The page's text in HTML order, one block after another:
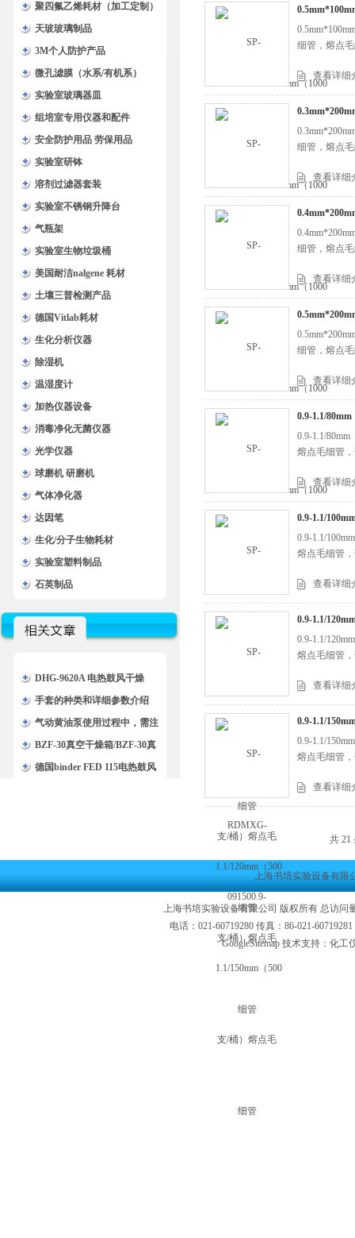
聚四氟乙烯耗材（加工定制）
天玻玻璃制品
3M个人防护产品
微孔滤膜（水系/有机系）
实验室玻璃器皿
组培室专用仪器和配件
安全防护用品 劳保用品
实验室研钵
溶剂过滤器套装
实验室不锈钢升降台
气瓶架
实验室生物垃圾桶
美国耐洁nalgene 耗材
土壤三普检测产品
德国Vitlab耗材
生化分析仪器
除湿机
温湿度计
加热仪器设备
消毒净化无菌仪器
光学仪器
球磨机 研磨机
气体净化器
达因笔
生化/分子生物耗材
实验室塑料制品
石英制品
DHG-9620A 电热鼓风干燥
箱/DHG-9620A一恒烘箱（液
晶屏显示，不锈钢内胆）
手套的种类和详细参数介绍
气动黄油泵使用过程中，需注
意的事项
BZF-30真空干燥箱/BZF-30真
空烘箱/BZF-30博迅干燥箱
德国binder FED 115电热鼓风
细管，熔点
查看详细
细管，熔点
查看详细
细管，熔点
查看详细
细管，熔点
查看详细
0.9-1.1/
0.9-1.1/
熔点毛细管
查看详细
0.9-1.1/
0.9-1.1/
熔点毛细管
查看详细
0.9-1.1/
0.9-1.1/
熔点毛细管
查看详细
0.9-1.1/
0.9-1.1/
熔点毛细管
查看详细
共
上海书培实验设备有限
上海书培实验设备有限公司 版权所有 总访问
电话：021-60719280 传真：86-021-
GoogleSitemap 技术支持：化工